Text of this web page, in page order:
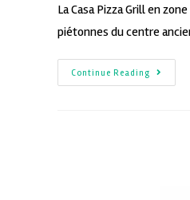
La Casa Pizza Grill en
piétonnes du centre
Continue Reading